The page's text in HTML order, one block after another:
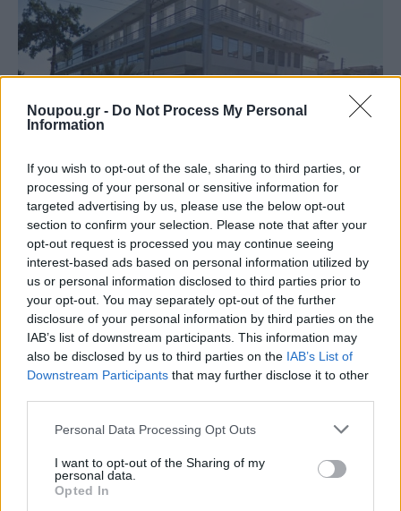
Noupou.gr - Do Not Process My Personal
Information
If you wish to opt-out of the sale, sharing to third parties, or
processing of your personal or sensitive information for
targeted advertising by us, please use the below opt-out
section to confirm your selection. Please note that after your
opt-out request is processed you may continue seeing
interest-based ads based on personal information utilized by
us or personal information disclosed to third parties prior to
your opt-out. You may separately opt-out of the further
disclosure of your personal information by third parties on the
IAB’s list of downstream participants. This information may
also be disclosed by us to third parties on the IAB’s List of
Downstream Participants that may further disclose it to other
Please note that this website/app uses one or more Google
not limited to your visit or usage behaviour. You may click to
grant or deny consent to Google and its third-party tags to
use your data for below specified purposes in below Google
Personal Data Processing Opt Outs
I want to opt-out of the Sharing of my
personal data.
Opted In
Οικόπεδο στις Σπέτσες
Τέλος, στην ομάδα περιουσιακών στοιχείων της
εταιρείας που βγαίνουν σε πλειστηριασμό στις 19/1
ανήκει και οικόπεδο άρτιο και οικοδομήσιμο, στις
Σπέτσες εντός του εγκεκριμένου σχεδίου πόλεως,
έκτασης 1.356,47 τ.μ. Στο οικόπεδο δεν υπάρχει
κάποιο κτίσμα, ενώ φέρει περίφραξη περιμετρικά από